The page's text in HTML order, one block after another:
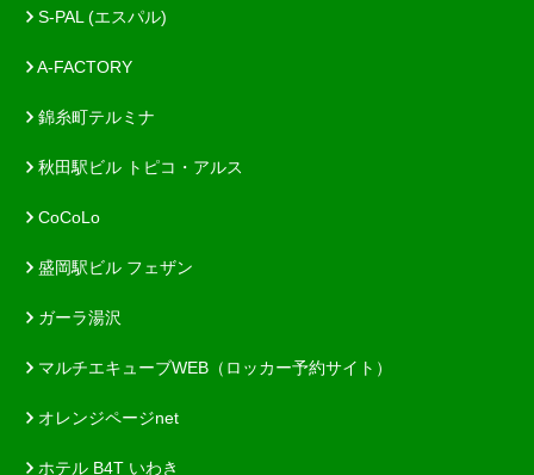
S-PAL (エスパル)
A-FACTORY
錦糸町テルミナ
秋田駅ビル トピコ・アルス
CoCoLo
盛岡駅ビル フェザン
ガーラ湯沢
マルチエキューブWEB（ロッカー予約サイト）
オレンジページnet
ホテル B4T いわき